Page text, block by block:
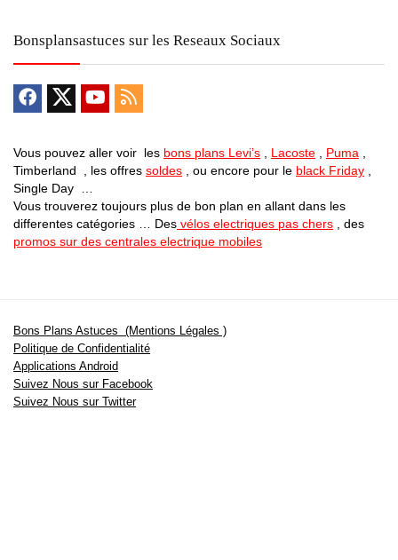
Bonsplansastuces sur les Reseaux Sociaux
Vous pouvez aller voir les bons plans Levi’s Lacoste Puma
Timberland , les offres soldes , ou encore pour le black Friday
Single Day …
Vous trouverez toujours plus de bon plan en allant dans les
differentes catégories … Des vélos electriques pas chers , des
promos sur des centrales electrique mobiles
Bons Plans Astuces (Mentions Légales )
Politique de Confidentialité
Applications Android
Suivez Nous sur Facebook
Suivez Nous sur Twitter